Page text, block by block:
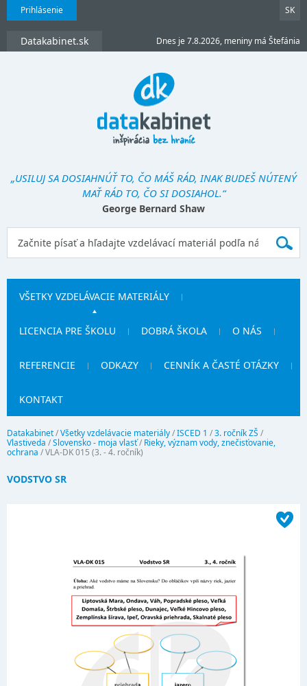
Prihlásenie SK
Datakabinet.sk Dnes je 7.8.2026, meniny má Štefánia
„USILUJ SA DOSIAHNÚŤ TO, ČO MÁŠ RÁD, INAK BUDEŠ NÚTENÝ
MAŤ RÁD TO, ČO SI DOSIAHOL.“
George Bernard Shaw
VŠETKY VZDELÁVACIE MATERIÁLY
LICENCIA PRE ŠKOLU DOBRÁ ŠKOLA O NÁS
REFERENCIE ODKAZY CENNÍK A ČASTÉ OTÁZKY
KONTAKT
Datakabinet/Všetky vzdelávacie materiály/ISCED 1 /3. ročník ZŠ /
Vlastiveda /Slovensko - moja vlasť/ Rieky, význam vody, znečisťovanie,
ochrana /VLA-DK 015 (3. - 4. ročník)
VODSTVO SR